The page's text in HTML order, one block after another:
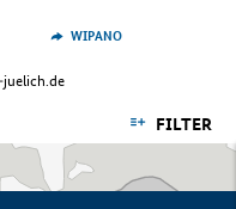
WIPANO
FILTER